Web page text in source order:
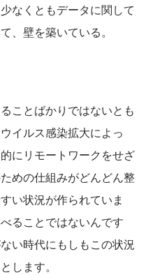
なくともデータに関して
、壁を築いている。
ことばかりではないとも
イルス感染拡大によっ
にリモートワークをせざ
めの仕組みがどんどん整
い状況が作られていま
ることではないんです
い時代にもしもこの状況
します。